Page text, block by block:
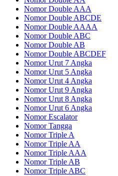
Nomor Double AAA
Nomor Double ABCDE
Nomor Double AAAA
Nomor Double ABC
Nomor Double AB
Nomor Double ABCDEF
Nomor Urut 7 Angka
Nomor Urut 5 Angka
Nomor Urut 4 Angka
Nomor Urut 9 Angka
Nomor Urut 8 Angka
Nomor Urut 6 Angka
Nomor Escalator
Nomor Tangga
Nomor Triple A
Nomor Triple AA
Nomor Triple AAA
Nomor Triple AB
Nomor Triple ABC